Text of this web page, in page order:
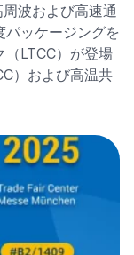
波および高速通
パッケージングを
LTCC）が登場
）および高温共